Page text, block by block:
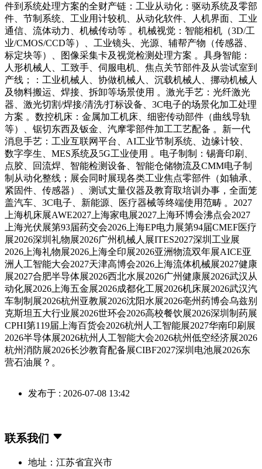
件到系统处理方案的全财产链：工业从动化：驱动系统及零部
件、节制系统、工业用计较机、从动化软件、人机界面、工业
通信、流体动力、机械传动等 。机械视觉：智能相机（3D/工
业/CMOS/CCD等）、工业镜头、光源、辅帮产物（传感器、
标定块等）、图像采集卡及视觉检测处理方案 。具身智能：
人形机械人、工致手、伺服电机、焦点关节部件及从尝试室到
产线；：工业机械人、协做机械人、沉载机械人、挪动机械人
及物料搬运、焊接、拆卸等场景使用 。激光手艺：光纤激光
器、激光切割/焊接/清洗/打标设备、3C电子的场景化加工处理
方案 。数控机床：金属加工机床、细密传动部件（曲线导轨
等）、锯切东西及钣金、汽摩零部件加工工艺配备 。新一代
消息手艺：工业互联网平台、AI工业节制系统、边缘计较、
数字孪生、MES系统及5G工业使用 。电子制制：锡膏印刷、
点胶、回流焊、智能检测设备、智能仓储物流及CMM电子制
制从动化整线；展会同时展现各类工业焦点零部件（如轴承、
紧固件、传感器）、测试丈量仪器及教育取培训办事，全面笼
盖汽车、3C电子、新能源、医疗器械等终端使用范畴 。2027
上海机床展AWE2027上海家电展2027上海环博会沸点会2027
上海光伏展第93届药交会2026上海EP电力展第94届CMEF医疗
展2026深圳礼物展2026广州机械人展ITES2027深圳工业展
2026上海礼物展2026上海全印展2026亚洲物流双年展AICE亚
洲人工智能大会2027天津高博会2026上海流体机械展2027健康
展2027合肥半导体展2026西北水展2026广州健康展2026武汉从
动化展2026上海五金展2026成都化工展2026机床展2026武汉汽
车制制展2026杭州亚教展2026沈阳水展2026亳州药博会乌兹别
克斯坦五大行业展2026世环会2026高校餐饮展2026深圳制药展
CPHI第119届上海百货会2026杭州人工智能展2027华南印刷展
2026半导体展2026杭州人工智能大会2026杭州低空经济展2026
杭州消防展2026长沙教育配备展CIBF2027深圳电池展2026东
营石油展？。
发布于 : 2026-07-08 13:42
联系我们
地址：江苏省宜兴市